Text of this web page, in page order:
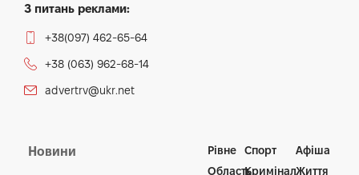
З питань реклами:
+38(097) 462-65-64
+38 (063) 962-68-14
advertrv@ukr.net
Новини
Рівне
Область
Спорт
Кримінал
Афіша
Життя